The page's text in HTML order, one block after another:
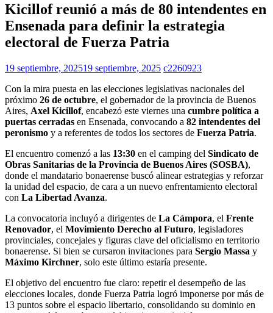
Kicillof reunió a más de 80 intendentes en
Ensenada para definir la estrategia
electoral de Fuerza Patria
19 septiembre, 202519 septiembre, 2025 c2260923
Con la mira puesta en las elecciones legislativas nacionales del
próximo 26 de octubre, el gobernador de la provincia de Buenos
Aires, Axel Kicillof, encabezó este viernes una cumbre política a
puertas cerradas en Ensenada, convocando a 82 intendentes del
peronismo y a referentes de todos los sectores de Fuerza Patria.
El encuentro comenzó a las 13:30 en el camping del Sindicato de
Obras Sanitarias de la Provincia de Buenos Aires (SOSBA),
donde el mandatario bonaerense buscó alinear estrategias y reforzar
la unidad del espacio, de cara a un nuevo enfrentamiento electoral
con La Libertad Avanza.
La convocatoria incluyó a dirigentes de La Cámpora, el Frente
Renovador, el Movimiento Derecho al Futuro, legisladores
provinciales, concejales y figuras clave del oficialismo en territorio
bonaerense. Si bien se cursaron invitaciones para Sergio Massa y
Máximo Kirchner, solo este último estaría presente.
El objetivo del encuentro fue claro: repetir el desempeño de las
elecciones locales, donde Fuerza Patria logró imponerse por más de
13 puntos sobre el espacio libertario, consolidando su dominio en